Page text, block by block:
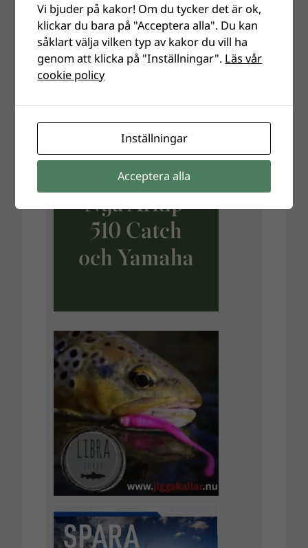
Vi bjuder på kakor! Om du tycker det är ok,
klickar du bara på "Acceptera alla". Du kan
såklart välja vilken typ av kakor du vill ha
genom att klicka på "Inställningar". Läs vår
cookie policy
Inställningar
Acceptera alla